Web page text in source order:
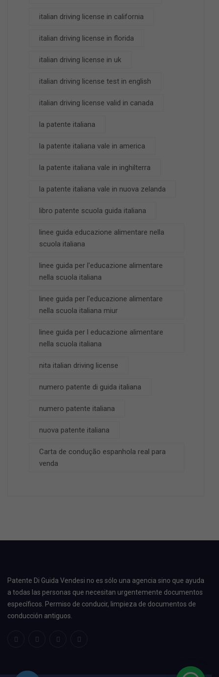
italian driving license in california
italian driving license in florida
italian driving license in uk
italian driving license test in english
italian driving license valid in canada
la patente italiana
la patente italiana vale in america
la patente italiana vale in inghilterra
la patente italiana vale in nuova zelanda
libro patente scuola guida italiana
linee guida educazione alimentare nella
scuola italiana
linee guida per l'educazione alimentare
nella scuola italiana
linee guida per l'educazione alimentare
nella scuola italiana miur
linee guida per l educazione alimentare
nella scuola italiana
nita italian driving license
numero patente di guida italiana
numero patente italiana
nuova patente italiana
Carta de condução espanhola real para
venda
Patente Di Guida Vendesi no es sólo una agencia sino que ayuda
a todas las personas que necesitan urgentemente documentos
específicos. Permiso de conducir, limpieza de documentos de
conducción antiguos.